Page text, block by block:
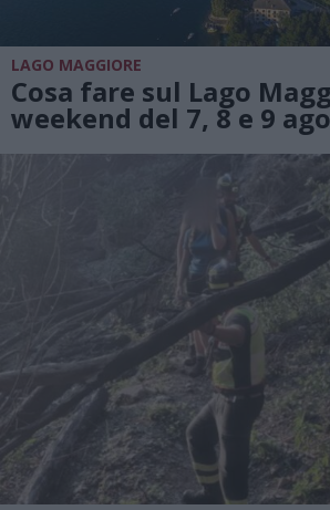
LAGO MAGGIORE
Cosa fare sul Lago
weekend del 7, 8 e 9